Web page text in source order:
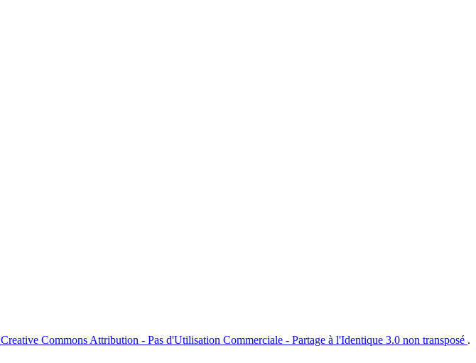
Commons Attribution - Pas d'Utilisation Commerciale - Partage à l'Identique 3.0 non transposé .